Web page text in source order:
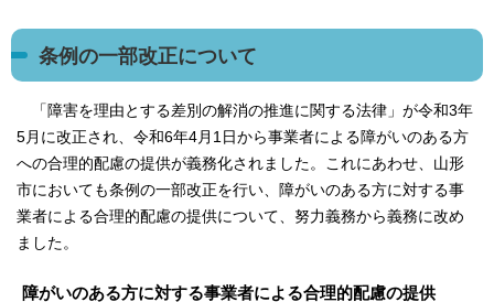
条例の一部改正について
「障害を理由とする差別の解消の推進に関する法律」が令和3年
5月に改正され、令和6年4月1日から事業者による障がいのある方
への合理的配慮の提供が義務化されました。これにあわせ、山形
市においても条例の一部改正を行い、障がいのある方に対する事
業者による合理的配慮の提供について、努力義務から義務に改め
ました。
障がいのある方に対する事業者による合理的配慮の提供